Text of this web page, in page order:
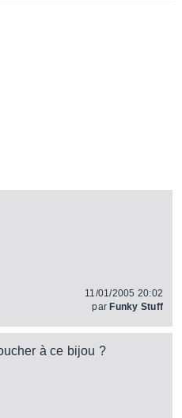
11/01/2005 20:02
par Funky Stuff
à ce bijou ?